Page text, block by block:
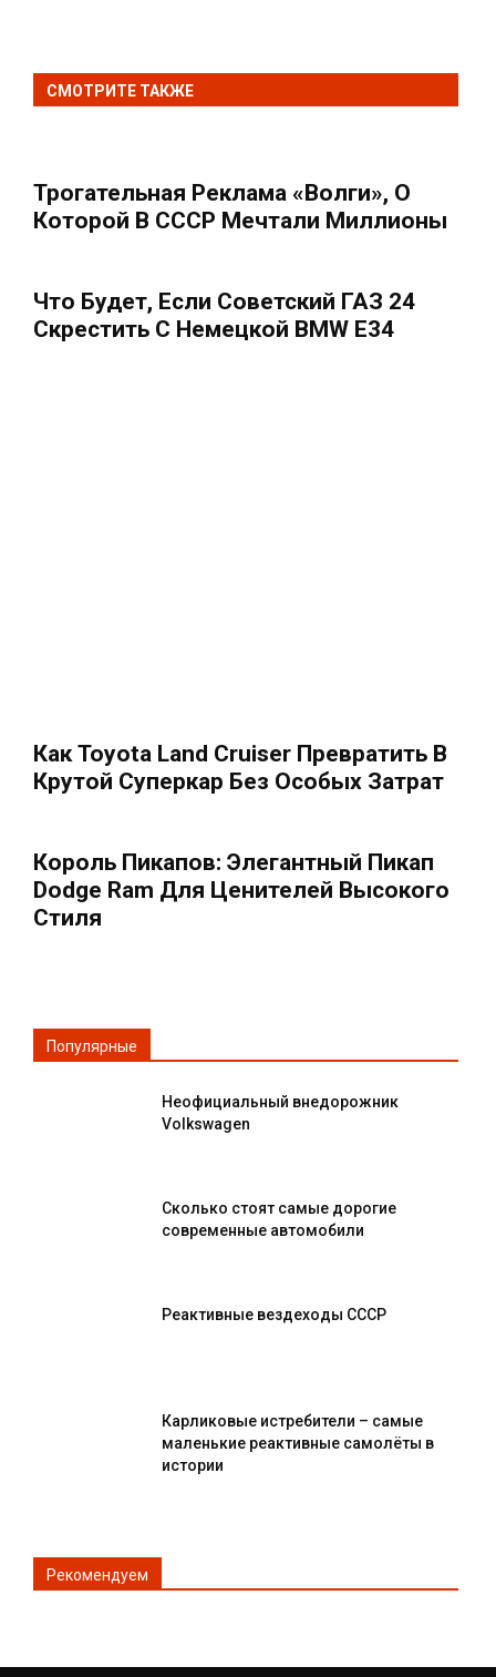
СМОТРИТЕ ТАКЖЕ
Трогательная Реклама «Волги», О
Которой В СССР Мечтали Миллионы
Что Будет, Если Советский ГАЗ 24
Скрестить С Немецкой BMW E34
Как Toyota Land Cruiser Превратить В
Крутой Суперкар Без Особых Затрат
Король Пикапов: Элегантный Пикап
Dodge Ram Для Ценителей Высокого
Стиля
Популярные
Неофициальный внедорожник
Volkswagen
Сколько стоят самые дорогие
современные автомобили
Реактивные вездеходы СССР
Карликовые истребители – самые
маленькие реактивные самолёты в
истории
Рекомендуем